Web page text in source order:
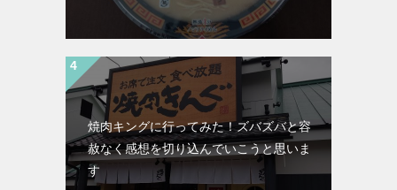
焼肉キングに行ってみた！ズバズバと容
赦なく感想を切り込んでいこうと思いま
す